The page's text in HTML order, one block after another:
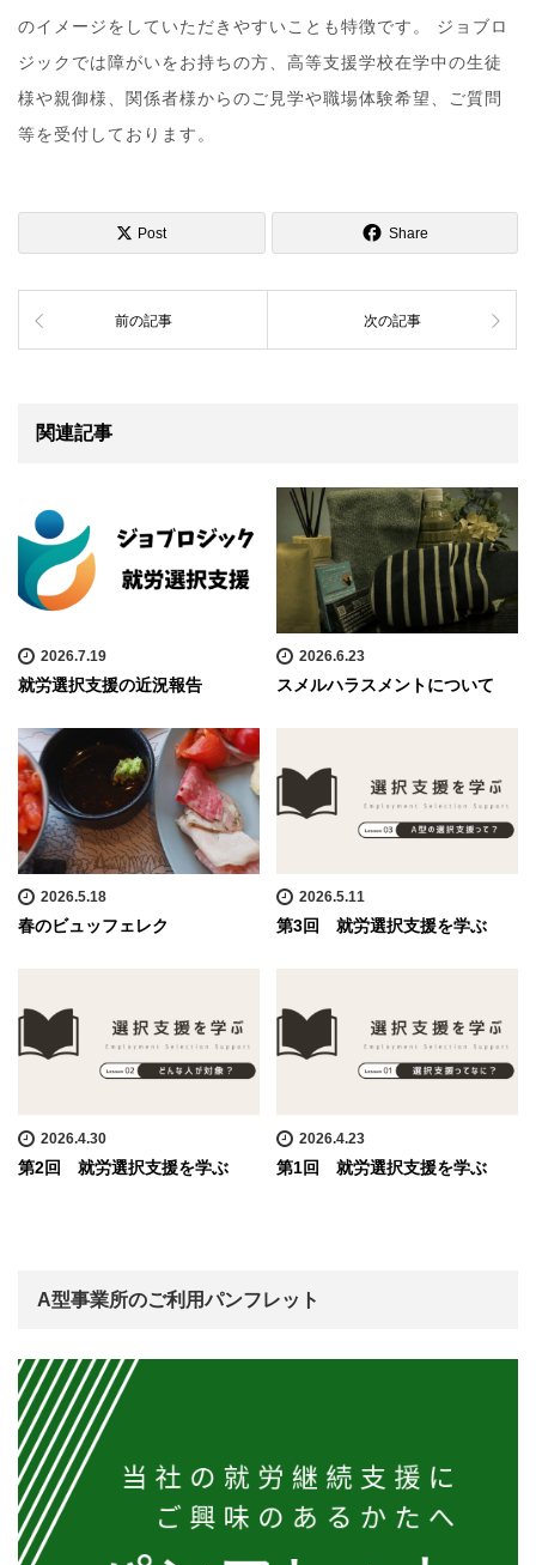
のイメージをしていただきやすいことも特徴です。 ジョブロ
ジックでは障がいをお持ちの方、高等支援学校在学中の生徒
様や親御様、関係者様からのご見学や職場体験希望、ご質問
等を受付しております。
Post Share
前の記事 次の記事
関連記事
2026.7.19
就労選択支援の近況報告
2026.6.23
スメルハラスメントについて
2026.5.18
春のビュッフェレク
2026.5.11
第3回 就労選択支援を学ぶ
2026.4.30
第2回 就労選択支援を学ぶ
2026.4.23
第1回 就労選択支援を学ぶ
A型事業所のご利用パンフレット